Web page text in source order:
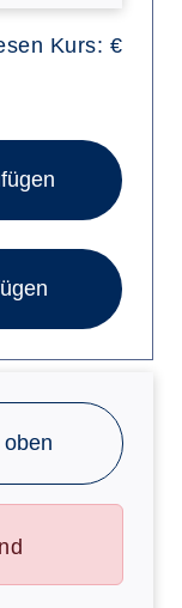
Kurs: €